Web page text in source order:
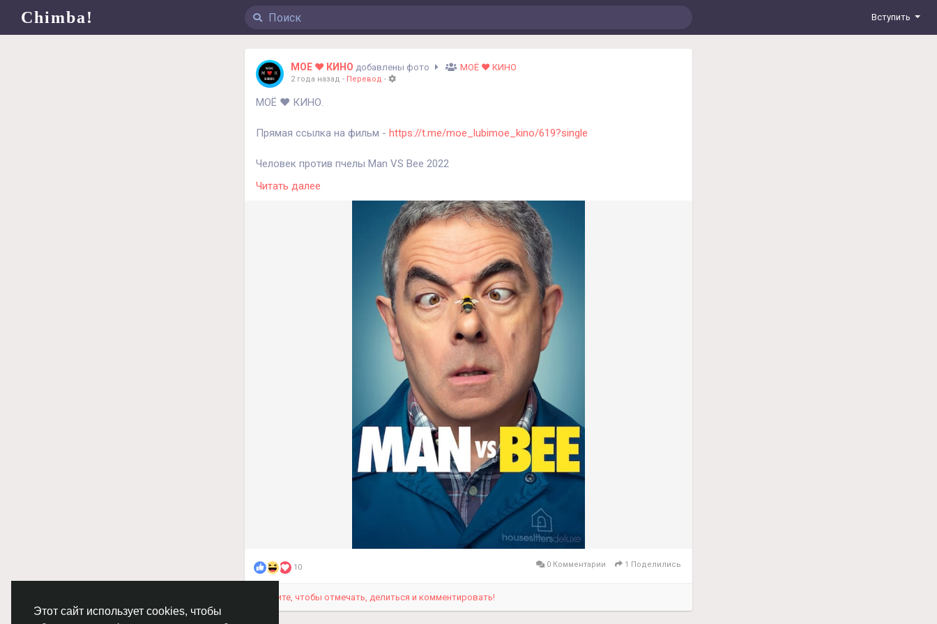
Этот сайт использует cookies, чтобы
Chimba! Вступить
МОЕ ❤️ КИНО добавлены фото МОЁ ❤️ КИНО
2 года назад - Перевод -
МОЁ ❤️ КИНО.
Прямая ссылка на фильм - https://t.me/moe_lubimoe_kino/619?single
Человек против пчелы Man VS Bee 2022
#комедия
Тревора увольянют с очередной работы. Удача улыбнулась ему и теперь он работает
в фирме по присмотру за дорогими домами. Пока хозяева в отъезде Тревор должен
присмотреть за богатым домом с очень ценными шедеврами исскуства и собакой с
диетой. С может ли герой справиться с высокотехнлогтчным домом и сохранить всё в
Самый знаменитый актёр комедии в Англии. Всё тот же Мистер Бин. А это значит
https://vk.com/clubmeloman_moe_kino
https://t.me/moe_lubimoe_kino
Не забудь перейти и подписаться на нашу группу в ВКонтакте и в телеграмме ✨
Читать далее
10 0 Комментарии 1 Поделились
Войдите, чтобы отмечать, делиться и комментировать!